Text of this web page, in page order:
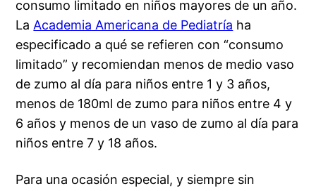
consumo limitado en niños mayores de un año.
LaAcademia Americana de Pediatría ha
especificado a qué se refieren con “consumo
limitado” y recomiendan menos de medio vaso
de zumo al día para niños entre 1 y 3 años,
menos de 180ml de zumo para niños entre 4 y
6 años y menos de un vaso de zumo al día para
niños entre 7 y 18 años.
Para una ocasión especial, y siempre sin